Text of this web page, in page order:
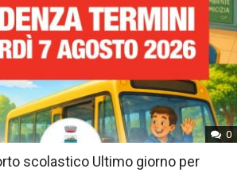
0
scolastico Ultimo giorno per